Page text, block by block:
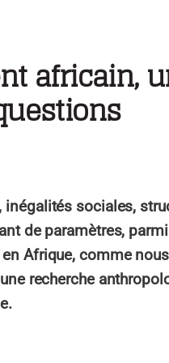
africain,
sociales,
de paramètres,
Afrique, comme
recherche